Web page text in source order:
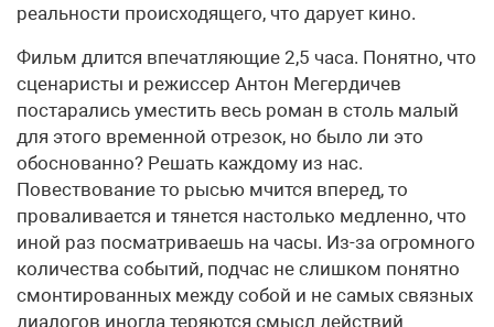
реальности происходящего, что дарует кино.
Фильм длится впечатляющие 2,5 часа. Понятно, что
сценаристы и режиссер Антон Мегердичев
постарались уместить весь роман в столь малый
для этого временной отрезок, но было ли это
обоснованно? Решать каждому из нас.
Повествование то рысью мчится вперед, то
проваливается и тянется настолько медленно, что
иной раз посматриваешь на часы. Из-за огромного
количества событий, подчас не слишком понятно
смонтированных между собой и не самых связных
диалогов иногда теряются смысл действий